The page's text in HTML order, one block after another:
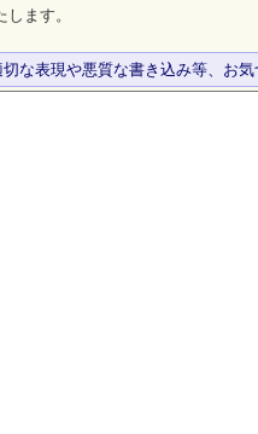
します。
な表現や悪質な書き込み等、お気